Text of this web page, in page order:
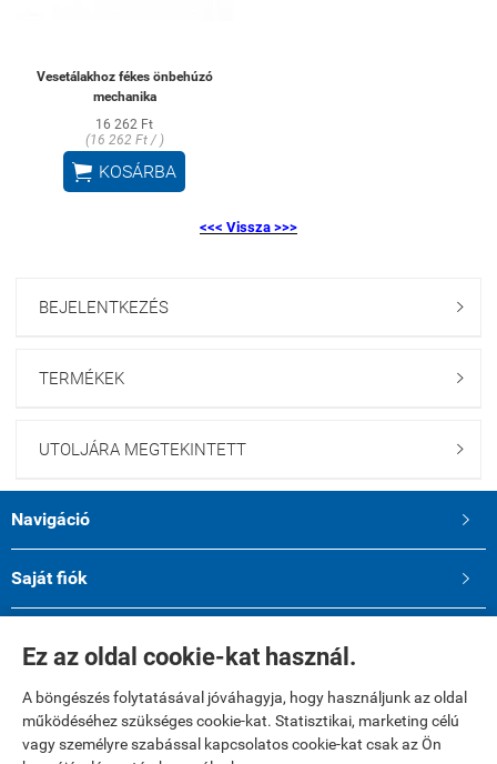
Ez az oldal cookie-kat használ.
A böngészés folytatásával jóváhagyja, hogy használjunk az oldal
működéséhez szükséges cookie-kat. Statisztikai, marketing célú
vagy személyre szabással kapcsolatos cookie-kat csak az Ön
Vesetálakhoz fékes önbehúzó
mechanika
16 262 Ft
(16 262 Ft / )
 KOSÁRBA
<<< Vissza >>>
BEJELENTKEZÉS 
TERMÉKEK 
UTOLJÁRA MEGTEKINTETT 
Navigáció 
Saját fiók 
A kényelmes és biztonságos online fizetést a Barion Payment Zrt.